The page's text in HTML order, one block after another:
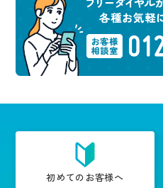
初めてのお客様へ